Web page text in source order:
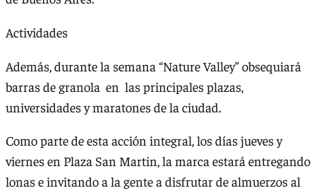
Actividades
Además, durante la semana “Nature Valley” obsequiará
barras de granola en las principales plazas,
universidades y maratones de la ciudad.
Como parte de esta acción integral, los días jueves y
viernes en Plaza San Martin, la marca estará entregando
lonas e invitando a la gente a disfrutar de almuerzos al